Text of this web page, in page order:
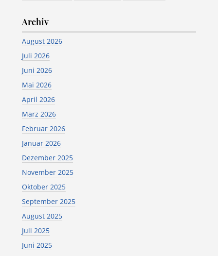
Archiv
August 2026
Juli 2026
Juni 2026
Mai 2026
April 2026
März 2026
Februar 2026
Januar 2026
Dezember 2025
November 2025
Oktober 2025
September 2025
August 2025
Juli 2025
Juni 2025